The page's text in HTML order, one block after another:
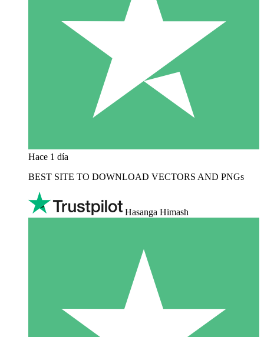
Hace 1 día
BEST SITE TO DOWNLOAD VECTORS AND PNGs
Hasanga Himash